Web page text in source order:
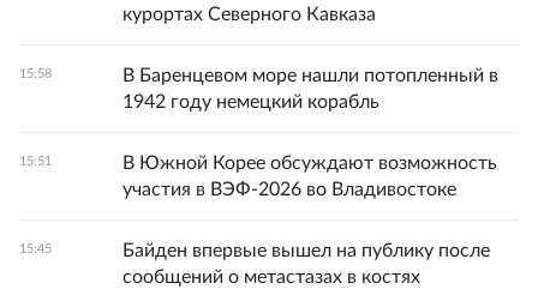
курортах Северного Кавказа
15:58
В Баренцевом море нашли потопленный в
1942 году немецкий корабль
15:51
В Южной Корее обсуждают возможность
участия в ВЭФ-2026 во Владивостоке
15:45
Байден впервые вышел на публику после
сообщений о метастазах в костях